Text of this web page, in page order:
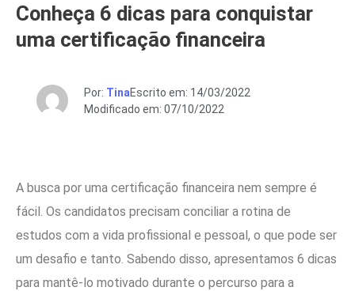
Conheça 6 dicas para conquistar
uma certificação financeira
Por: TinaEscrito em: 14/03/2022
Modificado em: 07/10/2022
A busca por uma certificação financeira nem sempre é
fácil. Os candidatos precisam conciliar a rotina de
estudos com a vida profissional e pessoal, o que pode ser
um desafio e tanto. Sabendo disso, apresentamos 6 dicas
para mantê-lo motivado durante o percurso para a